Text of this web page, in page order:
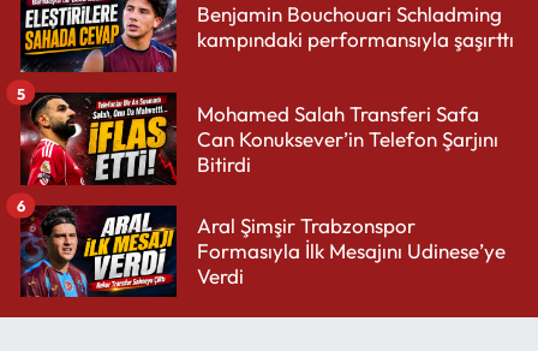
Benjamin Bouchouari Schladming
kampındaki performansıyla şaşırttı
Mohamed Salah Transferi Safa
Can Konuksever’in Telefon Şarjını
Bitirdi
5
Aral Şimşir Trabzonspor
Formasıyla İlk Mesajını Udinese’ye
Verdi
6